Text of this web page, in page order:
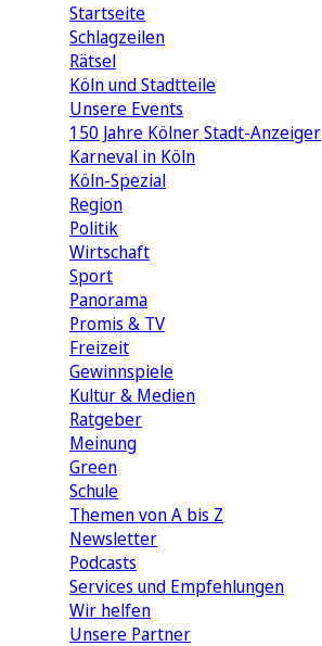
Startseite
Schlagzeilen
Rätsel
Köln und Stadtteile
Unsere Events
150 Jahre Kölner Stadt-Anzeiger
Karneval in Köln
Köln-Spezial
Region
Politik
Wirtschaft
Sport
Panorama
Promis & TV
Freizeit
Gewinnspiele
Kultur & Medien
Ratgeber
Meinung
Green
Schule
Themen von A bis Z
Newsletter
Podcasts
Services und Empfehlungen
Wir helfen
Unsere Partner